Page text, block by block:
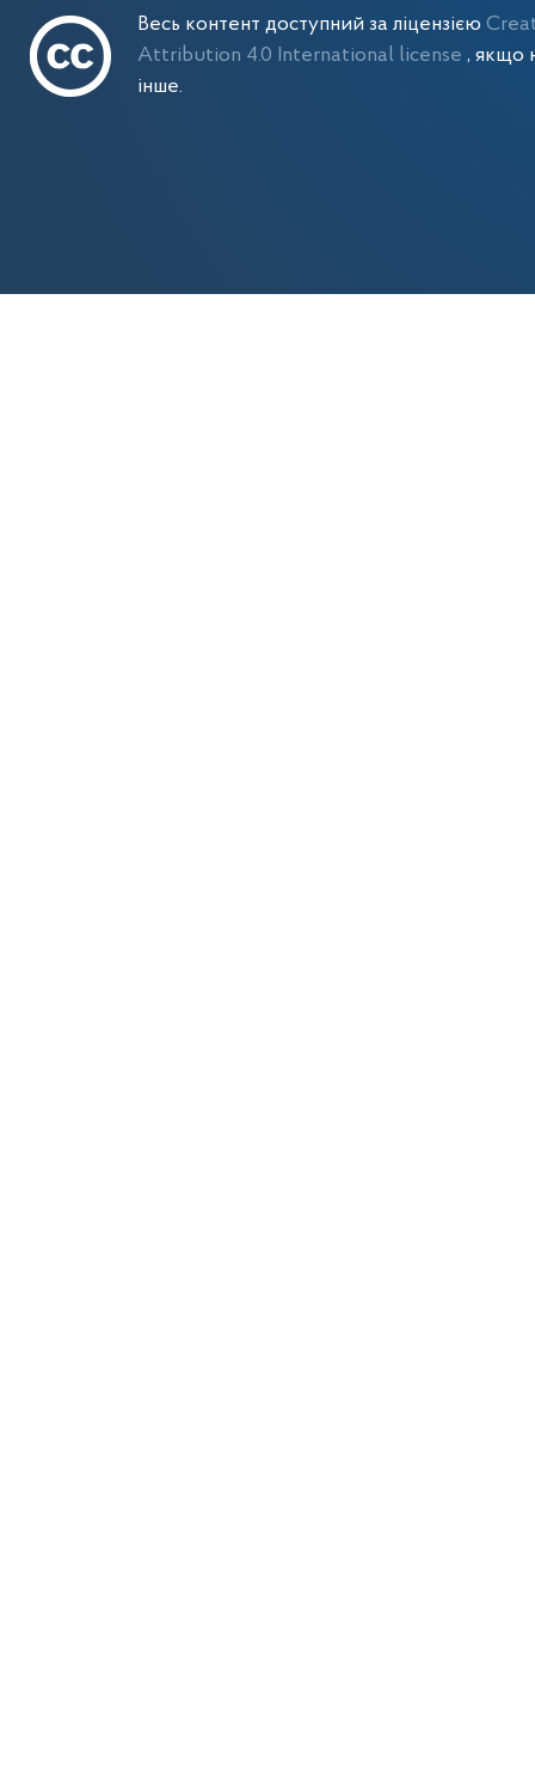
Весь контент доступний за ліцензією
Attribution 4.0 International license , якщо
інше.